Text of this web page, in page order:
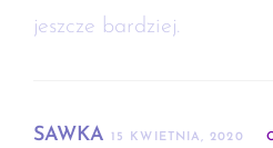
jeszcze bardziej.
SAWKA 15 KWIETNIA, 2020